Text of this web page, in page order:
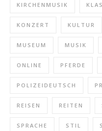
KIRCHENMUSIK
KONZERT KULTUR
MUSEUM MUSIK
ONLINE PFERDE
POLIZEIDEUTSCH
REISEN REITEN
SPRACHE STIL